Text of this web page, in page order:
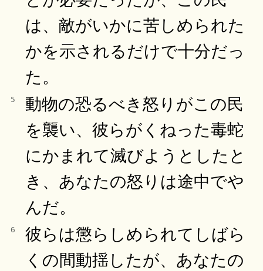
は、敵がいかに苦しめられた
かを示されるだけで十分だっ
た。
5
動物の恐るべき怒りがこの民
を襲い、彼らがくねった毒蛇
にかまれて滅びようとしたと
き、あなたの怒りは途中でや
んだ。
6
彼らは懲らしめられてしばら
くの間動揺したが、あなたの